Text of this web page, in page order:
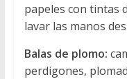
papeles con tintas
lavar las manos
Balas de plomo:
perdigones,